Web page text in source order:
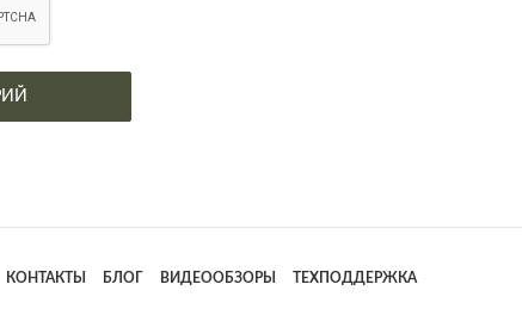
КОНТАКТЫ БЛОГ ВИДЕООБЗОРЫ ТЕХПОДДЕРЖКА